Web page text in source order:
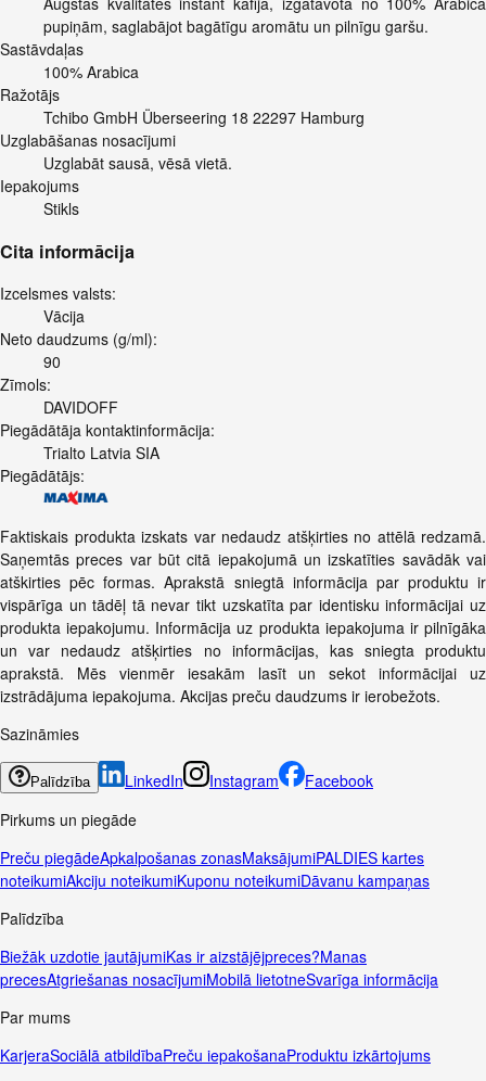
pupiņām, saglabājot bagātīgu aromātu un pilnīgu garšu.
Sastāvdaļas
100% Arabica
Ražotājs
Tchibo GmbH Überseering 18 22297 Hamburg
Uzglabāšanas nosacījumi
Uzglabāt sausā, vēsā vietā.
Iepakojums
Stikls
Cita informācija
Izcelsmes valsts:
Vācija
Neto daudzums (g/ml):
90
Zīmols:
DAVIDOFF
Piegādātāja kontaktinformācija:
Trialto Latvia SIA
Piegādātājs:
Faktiskais produkta izskats var nedaudz atšķirties no attēlā redzamā.
Saņemtās preces var būt citā iepakojumā un izskatīties savādāk vai
atškirties pēc formas. Aprakstā sniegtā informācija par produktu ir
vispārīga un tādēļ tā nevar tikt uzskatīta par identisku informācijai uz
produkta iepakojumu. Informācija uz produkta iepakojuma ir pilnīgāka
un var nedaudz atšķirties no informācijas, kas sniegta produktu
aprakstā. Mēs vienmēr iesakām lasīt un sekot informācijai uz
izstrādājuma iepakojuma. Akcijas preču daudzums ir ierobežots.
Sazināmies
Palīdzība LinkedIn Instagram
Facebook
Pirkums un piegāde
Preču piegādeApkalpošanas zonasMaksājumiPALDIES kartes
noteikumiAkciju noteikumiKuponu noteikumiDāvanu kampaņas
Palīdzība
Biežāk uzdotie jautājumiKas ir aizstājējpreces?Manas
precesAtgriešanas nosacījumiMobilā lietotneSvarīga informācija
Par mums
KarjeraSociālā atbildībaPreču iepakošanaProduktu izkārtojums